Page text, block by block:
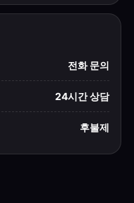
전화 문의
24시간 상담
후불제